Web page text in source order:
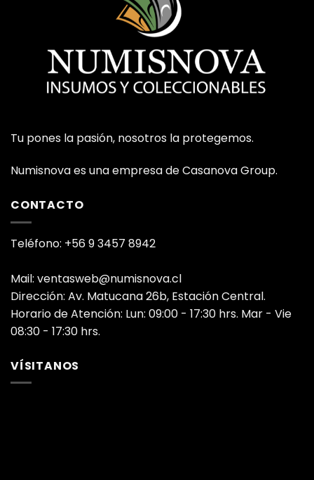
Tu pones la pasión, nosotros la protegemos.
Numisnova es una empresa de Casanova Group.
CONTACTO
Teléfono: +56 9 3457 8942
Mail: ventasweb@numisnova.cl
Dirección: Av. Matucana 26b, Estación Central.
Horario de Atención: Lun: 09:00 - 17:30 hrs. Mar - Vie
08:30 - 17:30 hrs.
VÍSITANOS